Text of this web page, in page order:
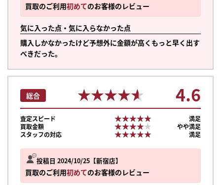
買取のご利用初めてのお客様のレビュー
気に入った点・気に入らなかった点
購入しかなかったけど予想外に金額が高くもっと早く出す
べきだった。
投稿日 2024/10/25 新宿店
買取のご利用初めてのお客様のレビュー
総合 ★★★★★
★★★★★ 4.6
査定スピード ★★★★★
★★★★★
満足
買取金額
★★★★★
★★★★★
やや満足
スタッフの対応
★★★★★
★★★★★ 満足
まずは
かんたん30秒でお試し査定